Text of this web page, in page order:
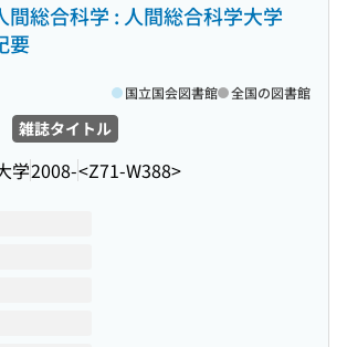
間総合科学 : 人間総合科学大学
要
雑誌タイトル
学2008-<Z71-W388>
国立国会図書館 全国の図書館